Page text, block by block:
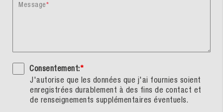
Message
Consentement:*
J'autorise que les données que j'ai fournies soient
enregistrées durablement à des fins de contact et
de renseignements supplémentaires éventuels.